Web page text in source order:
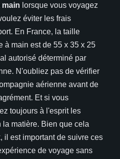
main lorsque vous voyagez
éviter les frais
En France, la taille
à main est de 55 x 35 x 25
autorisé déterminé par
N'oubliez pas de vérifier
aérienne avant de
Et si vous
toujours à l'esprit les
la matière. Bien que cela
il est important de suivre ces
de voyage sans